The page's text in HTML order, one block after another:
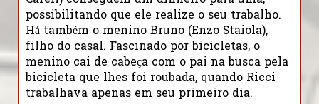
possibilitando que ele realize o seu trabalho.
Há também o menino Bruno (Enzo Staiola),
filho do casal. Fascinado por bicicletas, o
menino cai de cabeça com o pai na busca pela
bicicleta que lhes foi roubada, quando Ricci
trabalhava apenas em seu primeiro dia.